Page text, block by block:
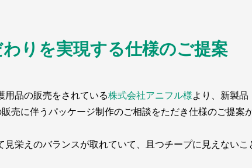
りを実現する仕様のご提案
用品の販売をされている株式会社アニフル様より、新製
売に伴うパッケージ制作のご相談をただき仕様のご提案
栄えのバランスが取れていて、且つチープに見えない